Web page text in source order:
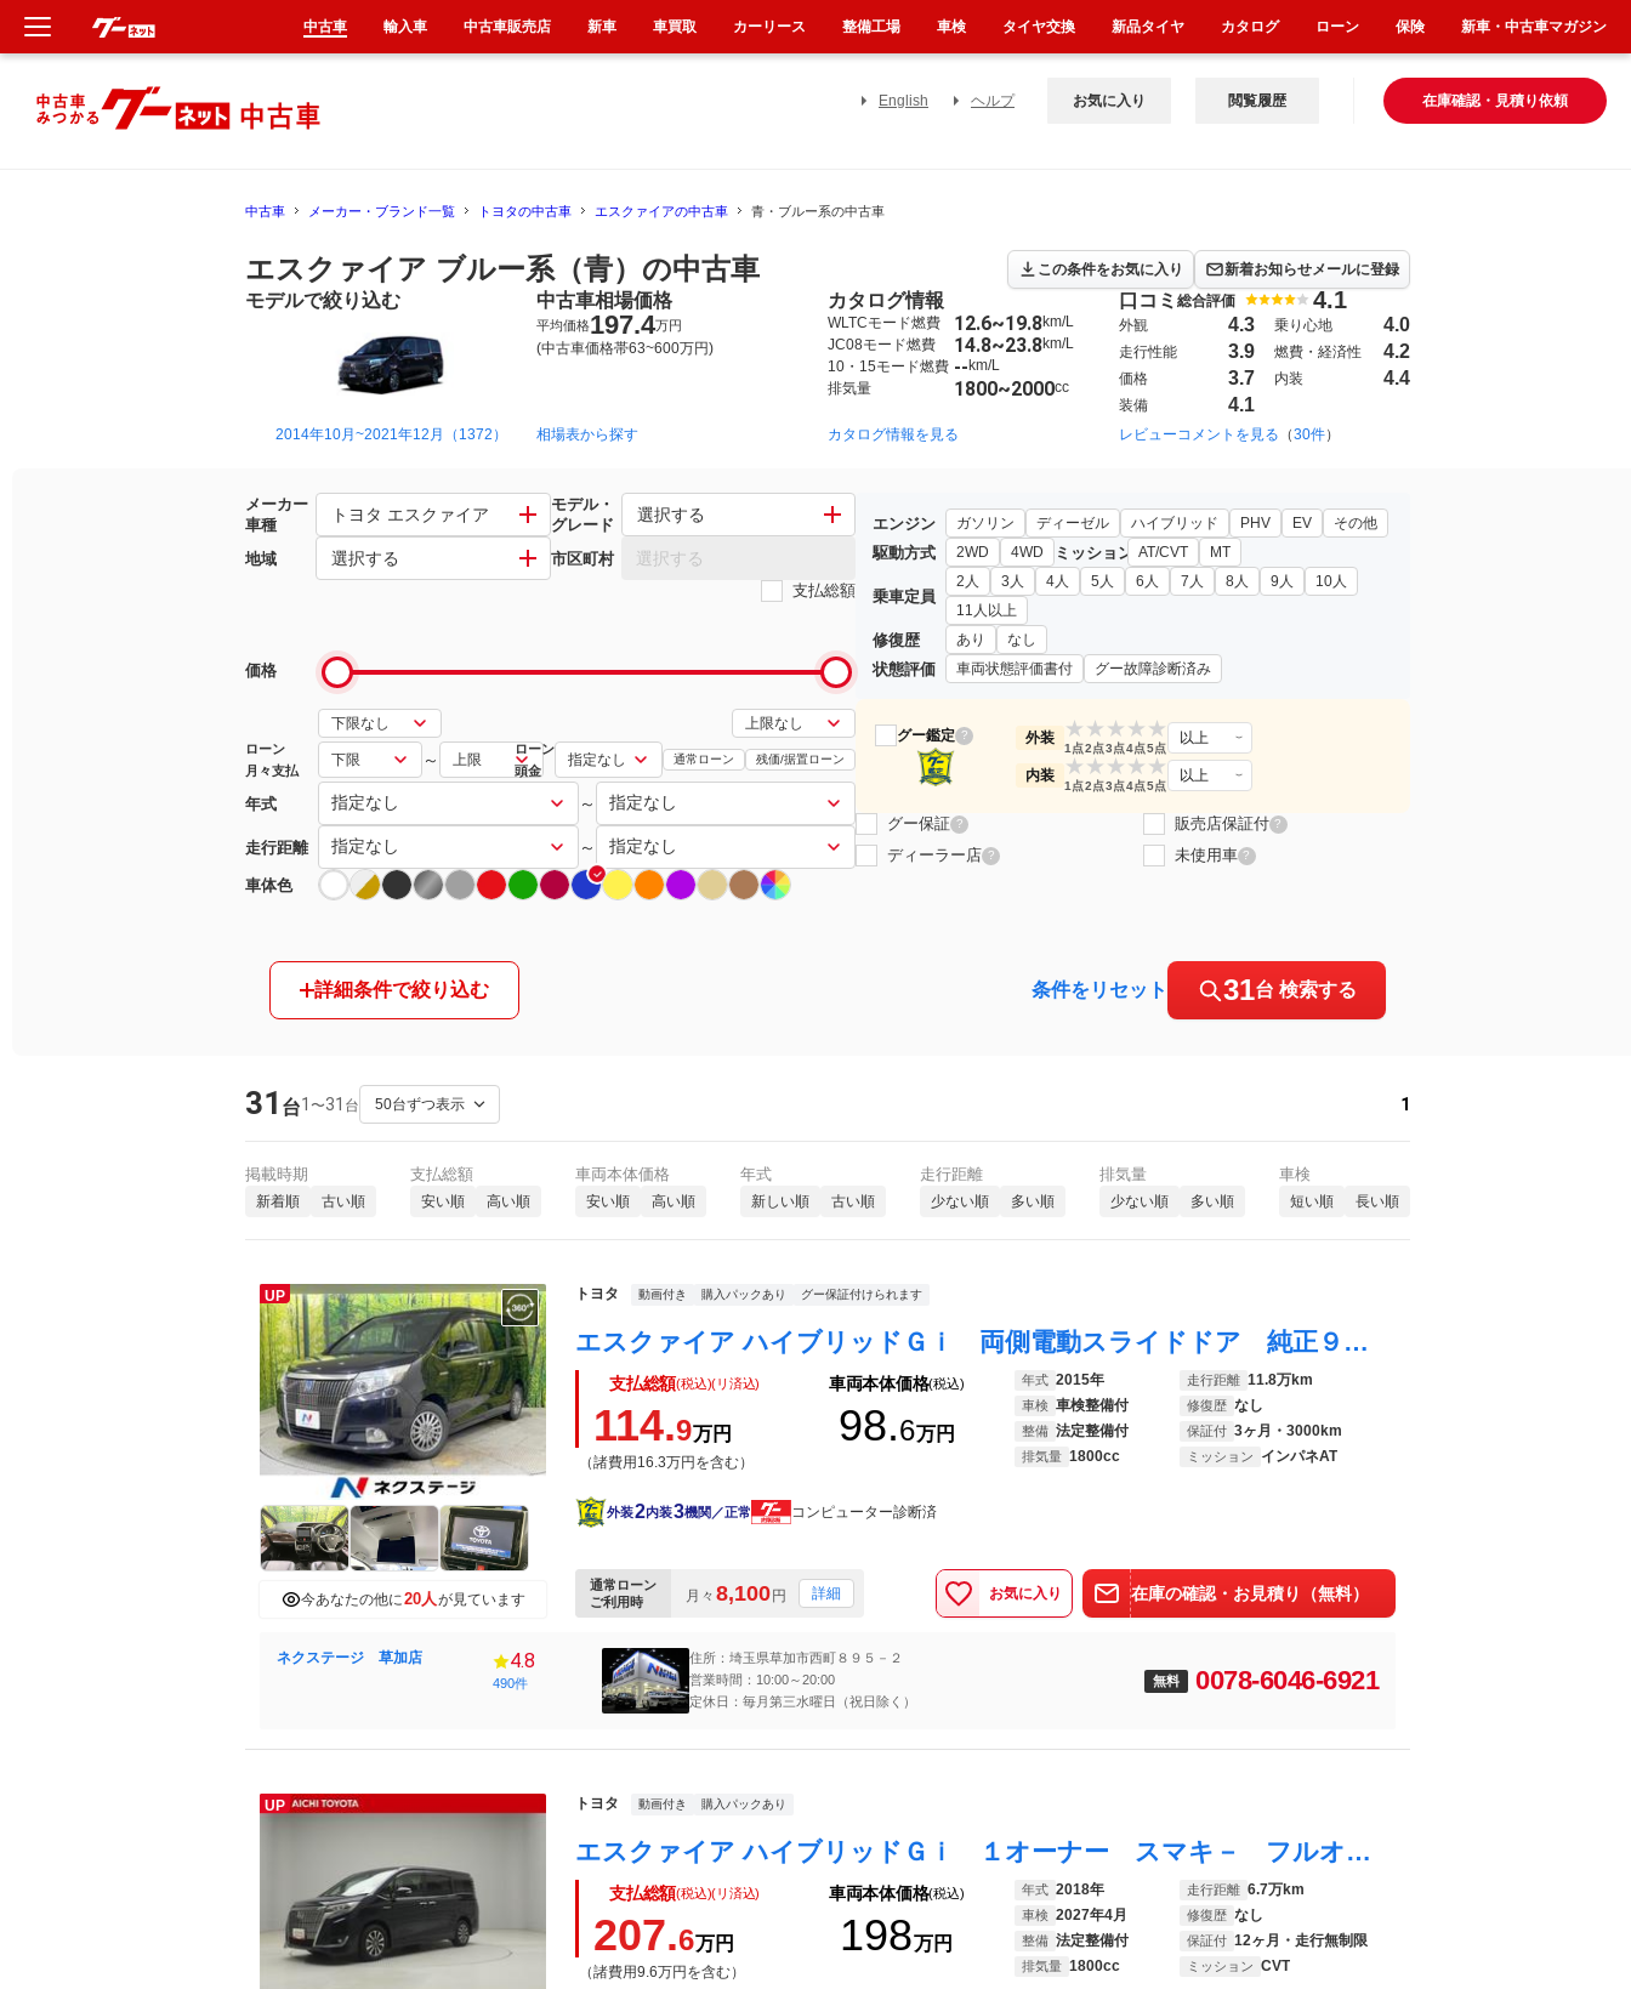
English ヘルプ 在庫確認・見積り依頼
お気に入り 閲覧履歴
中古車 メーカー・ブランド一覧 トヨタの中古車 エスクァイアの中古車 青・ブルー系の中古車
エスクァイア ブルー系（青）の中古車 この条件をお気に入り 新着お知らせメールに登録
モデルで絞り込む
2014年10月~2021年12月（1372）
中古車相場価格
平均価格197.4万円
(中古車価格帯63~600万円)
相場表から探す
カタログ情報
WLTCモード燃費 12.6~19.8km/L
JC08モード燃費
14.8~23.8km/L
10・15モード燃費 -- km/L
排気量
1800~2000cc
カタログ情報を見る
口コミ 総合評価 4.1
外観 4.3 乗り心地 4.0
走行性能 3.9 燃費・経済性 4.2
価格 3.7 内装 4.4
装備 4.1
レビューコメントを見る （30件）
メーカー
車種
トヨタ エスクァイア
モデル・
グレード
選択する
地域 選択する 市区町村 選択する
支払総額
価格
ローン
月々支払
～
ローン
頭金
通常ローン 残価/据置ローン
年式 ～
走行距離 ～
車体色
エンジン ガソリン ディーゼル ハイブリッド PHV EV その他
駆動方式 2WD 4WD ミッション AT/CVT MT
乗車定員
2人 3人 4人 5人 6人 7人 8人 9人
10人
11人以上
修復歴 あり なし
状態評価 車両状態評価書付 グー故障診断済み
グー鑑定 ? 外装 ★
1点
★
2点
★
3点
★
4点
★
5点
以上
内装 ★
1点
★
2点
★
3点
★
4点
★
5点
以上
グー保証 ? 販売店保証付 ?
ディーラー店 ? 未使用車 ?
詳細条件で絞り込む 条件をリセット 31台 検索する
31 台1 〜31 台 1
掲載時期
新着順 古い順
支払総額
安い順 高い順
車両本体価格
安い順 高い順
年式
新しい順 古い順
走行距離
少ない順 多い順
排気量
少ない順 多い順
車検
短い順 長い順
UP
今あなたの他に20人が見ています
トヨタ 動画付き 購入パックあり グー保証付けられます
エスクァイア ハイブリッドＧｉ 両側電動スライドドア 純正９型ナビ 後席モニター バックカメラ 禁煙車 合皮レザーシート シートヒーター ドラレコ ＥＴＣ ＬＥＤヘッド クルーズコントロール 純正１５インチＡＷ リアオートエアコン
支払総額(税込)(リ済込)
114.9万円
（諸費用16.3万円を含む）
車両本体価格(税込)
98.6万円
年式 2015年 走行距離 11.8万km
車検 車検整備付 修復歴 なし
整備 法定整備付 保証付 3ヶ月・3000km
排気量 1800cc ミッション インパネAT
外装2内装3機関／正常 コンピューター診断済
通常ローン
ご利用時
月々 8,100円 詳細 お気に入り 在庫の確認・お見積り（無料）
ネクステージ 草加店 4.8
490件
住所：埼玉県草加市西町８９５－２
営業時間：10:00～20:00
定休日：毎月第三水曜日（祝日除く）
無料 0078-6046-6921
UP トヨタ 動画付き 購入パックあり
エスクァイア ハイブリッドＧｉ １オーナー スマキ－ フルオートエアコン 地上デジタル リアカメラ パワステ エアバッグ ミュージックプレイヤー接続可 ナビＴＶ オートクルーズコントロール ＷＡＣ ＬＥＤヘッドライト ＰＷ ＥＴＣ
支払総額(税込)(リ済込)
207.6万円
（諸費用9.6万円を含む）
車両本体価格(税込)
198万円
年式 2018年 走行距離 6.7万km
車検 2027年4月 修復歴 なし
整備 法定整備付 保証付 12ヶ月・走行無制限
排気量 1800cc ミッション CVT
中古車 輸入車 中古車販売店 新車 車買取 カーリース 整備工場 車検 タイヤ交換 新品タイヤ カタログ ローン 保険 新車・中古車マガジン
新車